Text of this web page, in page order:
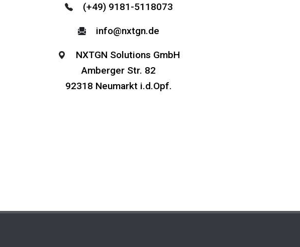
(+49) 9181-5118073
info@nxtgn.de
NXTGN Solutions GmbH
Amberger Str. 82
92318 Neumarkt i.d.Opf.